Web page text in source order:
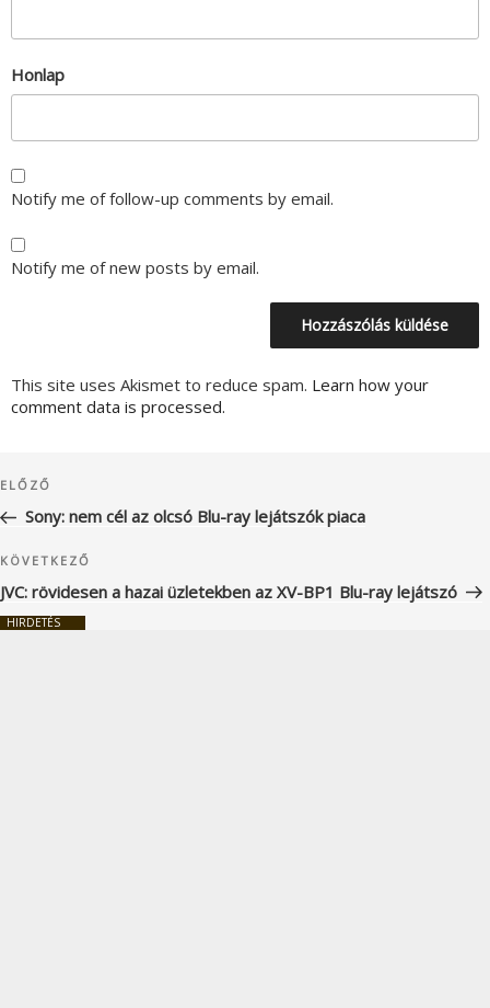
Honlap
Notify me of follow-up comments by email.
Notify me of new posts by email.
This site uses Akismet to reduce spam. Learn how your
comment data is processed.
navigáció
Korábbi
bejegyzés
ELŐZŐ
Sony: nem cél az olcsó Blu-ray lejátszók piaca
Következő
bejegyzés
KÖVETKEZŐ
JVC: rövidesen a hazai üzletekben az XV-BP1 Blu-ray lejátszó
HIRDETÉS